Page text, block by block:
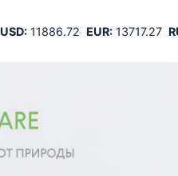
USD:11886.72 EUR:13717.27